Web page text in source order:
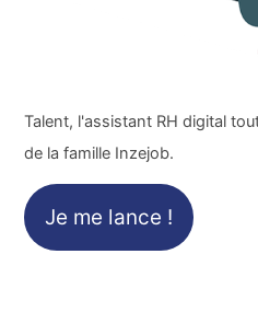
Talent, l'assistant RH digital
de la famille Inzejob.
Je me lance !